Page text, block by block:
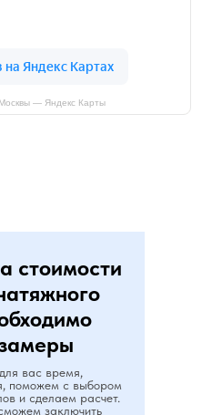
— Яндекс Карты
стоимости
вас время,
поможем с выбором
и сделаем расчет.
заключить